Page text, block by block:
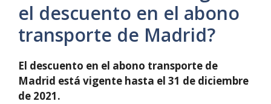
el descuento en el abono
transporte de Madrid?
El descuento en el abono transporte de
Madrid está vigente hasta el 31 de diciembre
de 2021.